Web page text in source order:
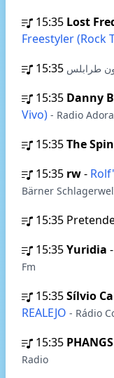
15:35 Lost
Freestyler (Rock
15:35 طرابلس
15:35 Danny
Vivo) - Radio Adora
15:35The
15:35 rw-
Bärner
15:35
15:35Yuridia -
Fm
15:35Sílvio
REALEJO - Rádio
15:35 PHANGS
Radio